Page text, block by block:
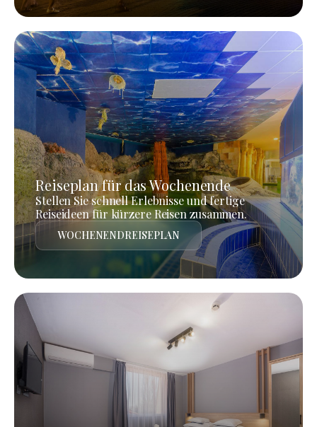
Reiseplan für das Wochenende
Stellen Sie schnell Erlebnisse und fertige
Reiseideen für kürzere Reisen zusammen.
WOCHENENDREISEPLAN